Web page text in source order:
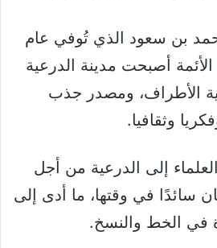
بن سعود الذي تُوفي عام
الأئمة أصبحت مدينة الدرعية
الأطراف، ومصدر جذب
وثقافيا.
إلى الدرعية من أجل
سائدًا في وقتها، ما أدى إلى
في الخط والنسخ.